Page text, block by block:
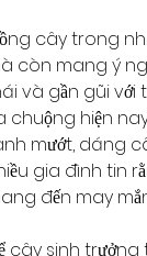
cây trong
còn mang ý
và gần gũi với
chuộng hiện
mướt, dáng
gia đình tin
đến may
cây sinh trưởng